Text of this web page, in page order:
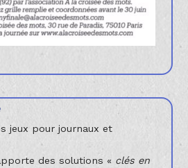
jeux pour journaux et
des solutions « clés en